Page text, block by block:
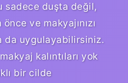
sadece duşta değil,
ve makyajınızı
da uygulayabilirsiniz.
kalıntıları yok
bir cilde